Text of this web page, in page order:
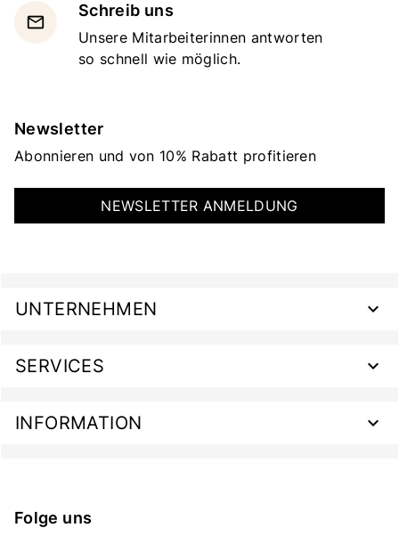
email
Schreib uns
Unsere Mitarbeiterinnen antworten
so schnell wie möglich.
Newsletter
Abonnieren und von 10% Rabatt profitieren
NEWSLETTER ANMELDUNG
UNTERNEHMEN
SERVICES
INFORMATION
Folge uns